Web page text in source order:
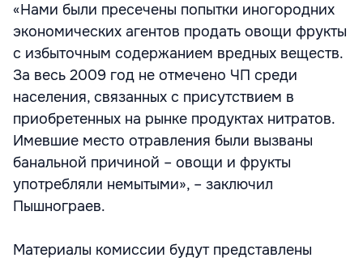
«Нами были пресечены попытки иногородних
экономических агентов продать овощи фрукты
с избыточным содержанием вредных веществ.
За весь 2009 год не отмечено ЧП среди
населения, связанных с присутствием в
приобретенных на рынке продуктах нитратов.
Имевшие место отравления были вызваны
банальной причиной – овощи и фрукты
употребляли немытыми», – заключил
Пышнограев.
Материалы комиссии будут представлены